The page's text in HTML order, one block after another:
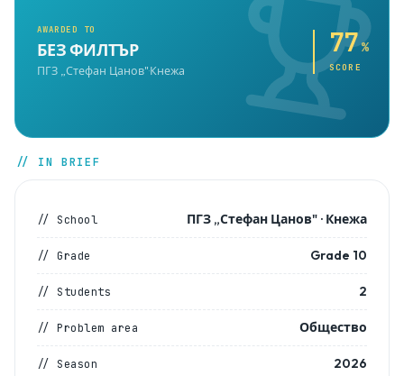
AWARDED TO
БЕЗ ФИЛТЪР
ПГЗ „Стефан Цанов"·Кнежа
77%
SCORE
// IN BRIEF
// School ПГЗ „Стефан Цанов" · Кнежа
// Grade Grade 10
// Students 2
// Problem area Общество
// Season 2026